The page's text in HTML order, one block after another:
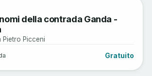
della contrada Ganda -
Pietro Picceni
Gratuito